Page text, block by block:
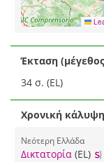
Έκταση
34 σ. (EL)
Χρονική κάλυψη
Νεότερη Ελλάδα
Δικτατορία (EL)